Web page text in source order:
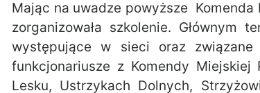
Mając na uwadze powyższe
zorganizowała szkolenie. Głównym
występujące w sieci oraz
funkcjonariusze z Komendy
Lesku, Ustrzykach Dolnych,